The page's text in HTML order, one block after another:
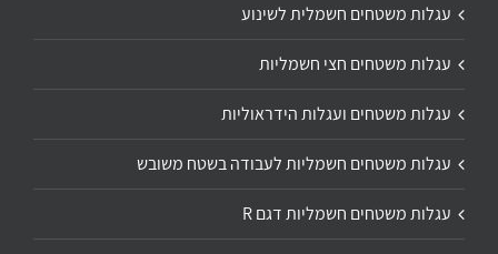
עגלות משטחים חשמלית לשינוע
עגלות משטחים חצי חשמליות
עגלות משטחים ועגלות הידראוליות
עגלות משטחים חשמליות לעבודה בשטח משובש
עגלות משטחים חשמליות דגם R